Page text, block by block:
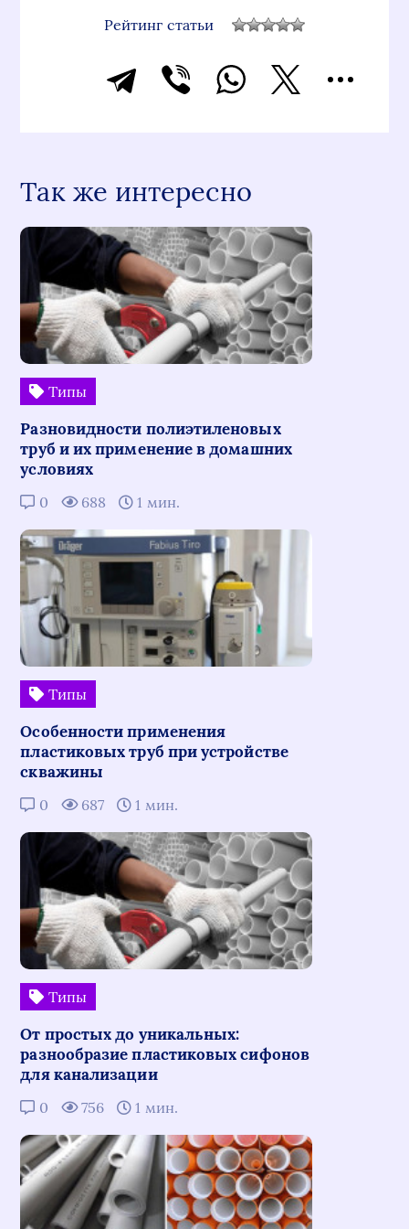
Рейтинг статьи
Так же интересно
Типы
Разновидности полиэтиленовых
труб и их применение в домашних
условиях
0 688 1 мин.
Типы
Особенности применения
пластиковых труб при устройстве
скважины
0 687 1 мин.
Типы
От простых до уникальных:
разнообразие пластиковых сифонов
для канализации
0 756 1 мин.